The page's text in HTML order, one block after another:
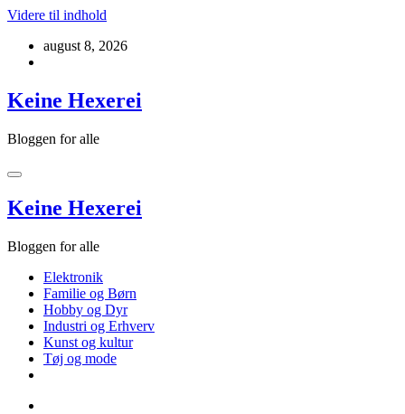
Videre til indhold
august 8, 2026
Keine Hexerei
Bloggen for alle
Keine Hexerei
Bloggen for alle
Elektronik
Familie og Børn
Hobby og Dyr
Industri og Erhverv
Kunst og kultur
Tøj og mode